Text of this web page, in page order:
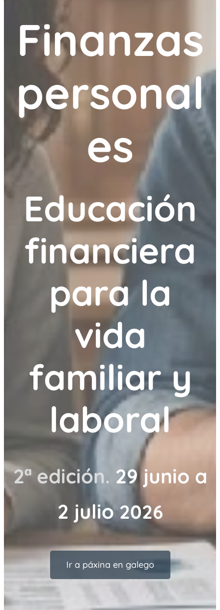
Finanzas
personal
es
Educación
financiera
para la
vida
familiar y
laboral
2ª edición. 29 junio a
2 julio2026
Ir a páxina en galego